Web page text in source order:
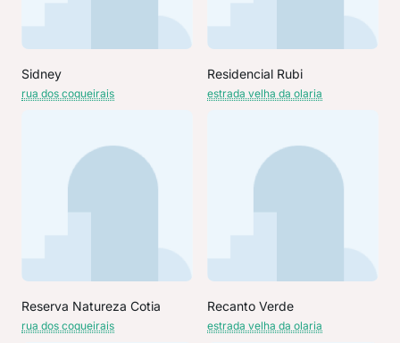
Sidney
rua dos coqueirais
Residencial Rubi
estrada velha da olaria
Reserva Natureza Cotia
rua dos coqueirais
Recanto Verde
estrada velha da olaria